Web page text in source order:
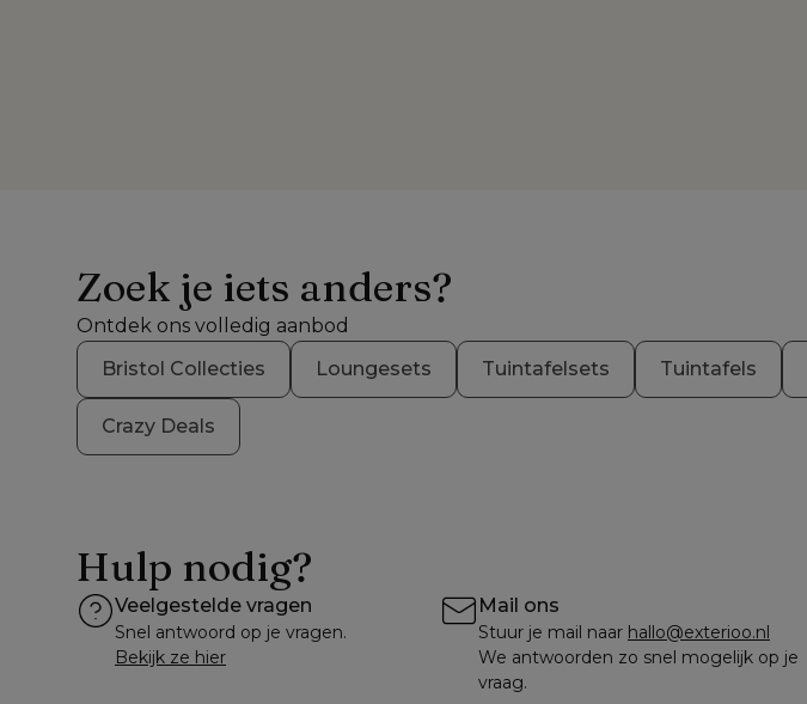
Zoek je iets anders?
Ontdek ons volledig aanbod
Bristol Collecties
Loungesets Tuintafelsets Tuintafels
Crazy Deals
Hulp nodig?
Veelgestelde vragen
Snel antwoord op je vragen.
Bekijk ze hier
Mail ons
Stuur je mail naar hallo@exterioo.nl
We antwoorden zo snel mogelijk op je
vraag.